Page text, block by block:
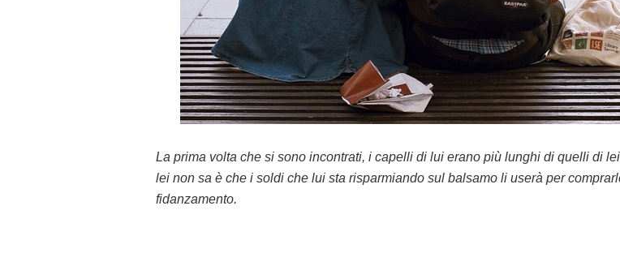
La prima volta che si sono incontrati, i capelli di lui erano più lunghi di quelli di
lei non sa è che i soldi che lui sta risparmiando sul balsamo li userà per
fidanzamento.